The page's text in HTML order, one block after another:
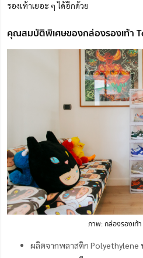
รองเท้าเยอะ ๆ ได้อีกด้วย
คุณสมบัติพิเศษของกล่องรองเท้า
ภาพ: กล่องรองเท้า
ผลิตจากพลาสติก Polyethylene